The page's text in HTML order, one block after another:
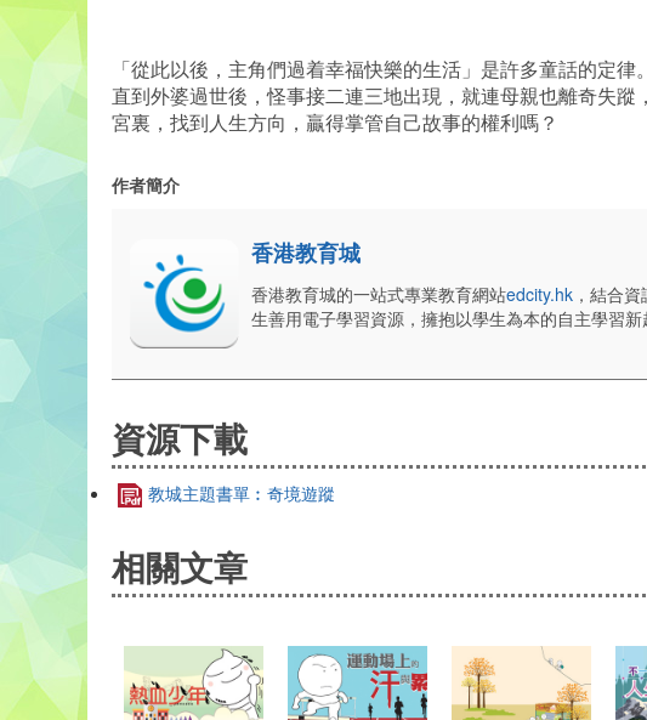
「從此以後，主角們過着幸福快樂的生活」是許多童話的定
直到外婆過世後，怪事接二連三地出現，就連母親也離奇失
宮裏，找到人生方向，贏得掌管自己故事的權利嗎？
作者簡介
香港教育城
香港教育城的一站式專業教育網站edcity.hk ，結合
生善用電子學習資源，擁抱以學生為本的自主學習新
資源下載
教城主題書單︰奇境遊蹤
相關文章